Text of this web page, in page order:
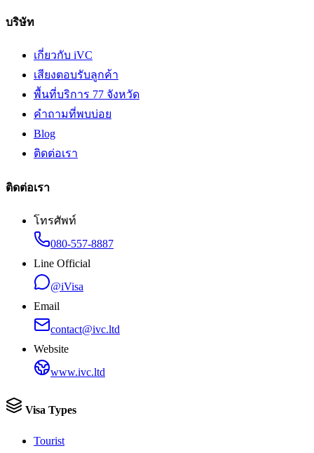
บริษัท
เกี่ยวกับ iVC
เสียงตอบรับลูกค้า
พื้นที่บริการ 77 จังหวัด
คำถามที่พบบ่อย
Blog
ติดต่อเรา
ติดต่อเรา
โทรศัพท์
080-557-8887
Line Official
@iVisa
Email
contact@ivc.ltd
Website
www.ivc.ltd
Visa Types
Tourist